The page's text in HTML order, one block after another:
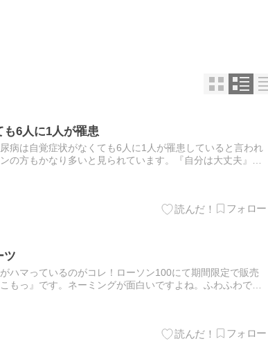
6人に1人が罹患
病は自覚症状がなくても6人に1人が罹患していると言われ
の方もかなり多いと見られています。『自分は大丈夫』と
ツ
ハマっているのがコレ！ローソン100にて期間限定で販売
もっ』です。ネーミングが面白いですよね。ふわふわでし